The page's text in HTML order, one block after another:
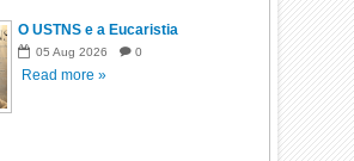
O USTNS e a Eucaristia
05 Aug 2026 0
Read more »